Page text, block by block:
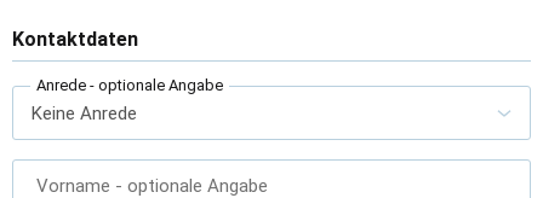
Kontaktdaten
Anrede - optionale Angabe
Vorname - optionale Angabe